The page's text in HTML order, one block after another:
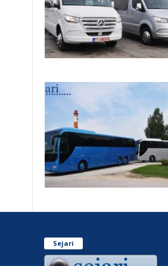
Sejari